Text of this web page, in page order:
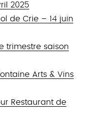
2025
de Crie – 14 juin
trimestre saison
Arts & Vins
Restaurant de